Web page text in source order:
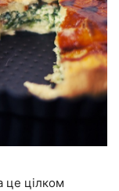
це цілком